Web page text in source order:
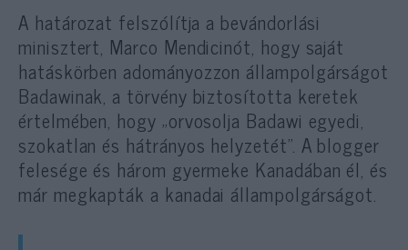
A határozat felszólítja a bevándorlási
minisztert, Marco Mendicinót, hogy saját
hatáskörben adományozzon állampolgárságot
Badawinak, a törvény biztosította keretek
értelmében, hogy „orvosolja Badawi egyedi,
szokatlan és hátrányos helyzetét”. A blogger
felesége és három gyermeke Kanadában él, és
már megkapták a kanadai állampolgárságot.